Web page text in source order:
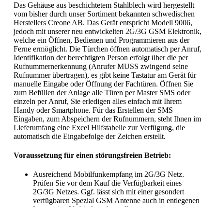
Das Gehäuse aus beschichtetem Stahlblech wird hergestellt
vom bisher durch unser Sortiment bekannten schwedischen
Herstellers Creone AB. Das Gerät entspricht Modell 9006,
jedoch mit unserer neu entwickelten 2G/3G GSM Elektronik,
welche ein Öffnen, Bedienen und Programmieren aus der
Ferne ermöglicht. Die Türchen öffnen automatisch per Anruf,
Identifikation der berechtigten Person erfolgt über die per
Rufnummernerkennung (Anrufer MUSS zwingend seine
Rufnummer übertragen), es gibt keine Tastatur am Gerät für
manuelle Eingabe oder Öffnung der Fachtüren. Öffnen Sie
zum Befüllen der Anlage alle Türen per Master SMS oder
einzeln per Anruf, Sie erledigen alles einfach mit Ihrem
Handy oder Smartphone. Für das Erstellen der SMS
Eingaben, zum Abspeichern der Rufnummern, steht Ihnen im
Lieferumfang eine Excel Hilfstabelle zur Verfügung, die
automatisch die Eingabefolge der Zeichen erstellt.
Voraussetzung für einen störungsfreien Betrieb:
Ausreichend Mobilfunkempfang im 2G/3G Netz.
Prüfen Sie vor dem Kauf die Verfügbarkeit eines
2G/3G Netzes. Ggf. lässt sich mit einer gesondert
verfügbaren Spezial GSM Antenne auch in entlegenen